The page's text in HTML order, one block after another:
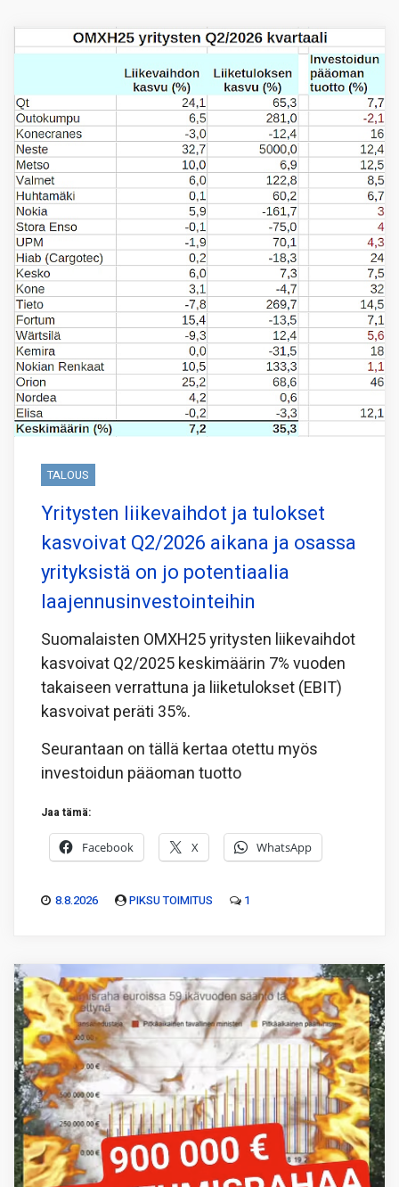
TALOUS
Yritysten liikevaihdot ja tulokset
kasvoivat Q2/2026 aikana ja osassa
yrityksistä on jo potentiaalia
laajennusinvestointeihin
Suomalaisten OMXH25 yritysten liikevaihdot
kasvoivat Q2/2025 keskimäärin 7% vuoden
takaiseen verrattuna ja liiketulokset (EBIT)
kasvoivat peräti 35%.
Seurantaan on tällä kertaa otettu myös
investoidun pääoman tuotto
Jaa tämä:
Facebook X WhatsApp
8.8.2026 PIKSU TOIMITUS 1